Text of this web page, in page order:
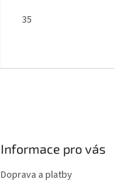
35
Informace pro vás
Doprava a platby